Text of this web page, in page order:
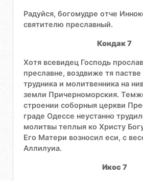
Радуйся, богомудре отче
святителю преславный.
Кондак 7
Хотя всевидец Господь
преславне, воздвиже тя
трудника и молитвенника на
земли Причерноморския.
строении соборныя церкви
граде Одессе неустанно
молитвы теплыя ко Христу
Его Матери возносил еси, с
Аллилуиа.
Икос 7